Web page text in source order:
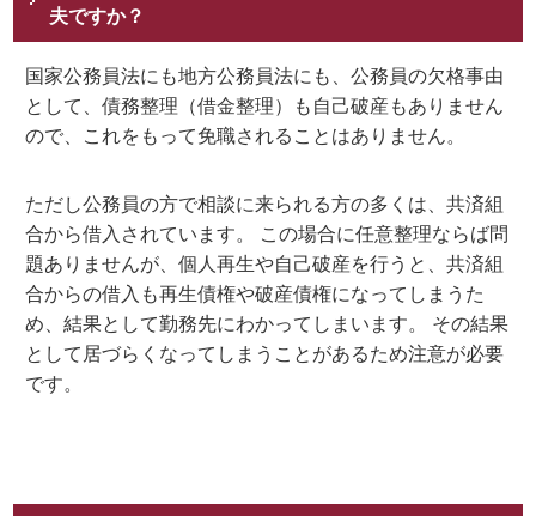
夫ですか？
国家公務員法にも地方公務員法にも、公務員の欠格事由
として、債務整理（借金整理）も自己破産もありません
ので、これをもって免職されることはありません。
ただし公務員の方で相談に来られる方の多くは、共済組
合から借入されています。 この場合に任意整理ならば問
題ありませんが、個人再生や自己破産を行うと、共済組
合からの借入も再生債権や破産債権になってしまうた
め、結果として勤務先にわかってしまいます。 その結果
として居づらくなってしまうことがあるため注意が必要
です。